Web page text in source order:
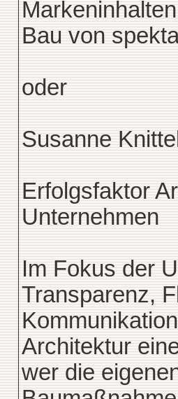
Bau von
oder
Susanne
Erfolgsfaktor
Unternehmen
Im Fokus der
Transparenz,
Architektur
wer die